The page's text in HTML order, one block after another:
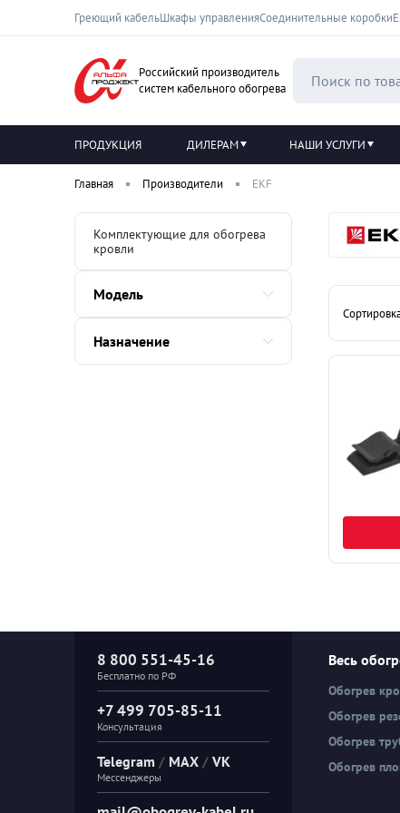
Греющий кабельШкафы управленияСоединительные коробки
Российский производитель
систем кабельного обогрева
ПРОДУКЦИЯ ДИЛЕРАМ НАШИ УСЛУГИ
Главная Производители EKF
Комплектующие для обогрева
кровли
Модель
Назначение
8 800 551-45-16
Бесплатно по РФ
+7 499 705-85-11
Консультация
Telegram / MAX / VK
Мессенджеры
Весь
Обогрев
Обогрев
Обогрев
Обогрев